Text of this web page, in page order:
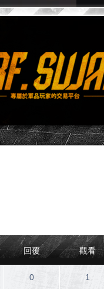
回覆 觀看
0 1